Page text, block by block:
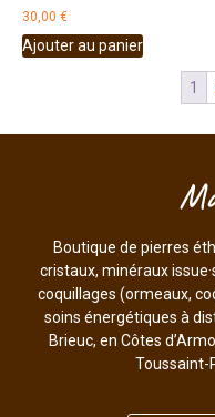
30,00 €
Ajouter au panier
1
Boutique de pierres
cristaux, minéraux
coquillages (ormeaux,
soins énergétiques à
Brieuc, en Côtes
Toussaint-